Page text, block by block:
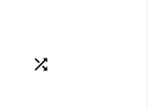
